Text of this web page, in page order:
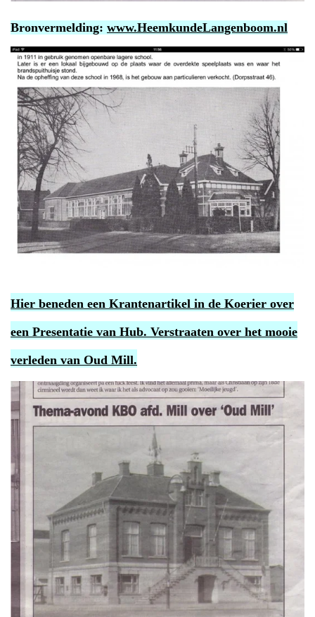
Bronvermelding: www.HeemkundeLangenboom.nl
Hier beneden een Krantenartikel in de Koerier over
een Presentatie van Hub. Verstraaten over het mooie
verleden van Oud Mill.